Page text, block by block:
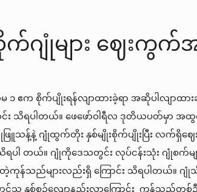
က်ဂျုံများ ဈေးကွ
ဧက စိုက်ပျိုးရန်လျာထားခဲ့ရာ အဆိုပါလျာထာ
ောင်း သိရပါတယ်။ ဖေဖော်ဝါရီလ ဒုတိယပတ်မှာ
ဖြူသန့်နဲ့ ဂျုံထွက်တိုး နှစ်မျိုးစိုက်ပျိုးပြီး လက်ရှိဈ
သိရပါ တယ်။ ဂျုံကိုဒေသတွင်း လုပ်ငန်းသုံး ဂျုံ
ကုန်သည်များလည်းရှိ ကြောင်း သိရပါတယ်။ ဂျုံသီ
ာင်သူ နှစ်စဉ်လျော့နည်းလာကြောင်း